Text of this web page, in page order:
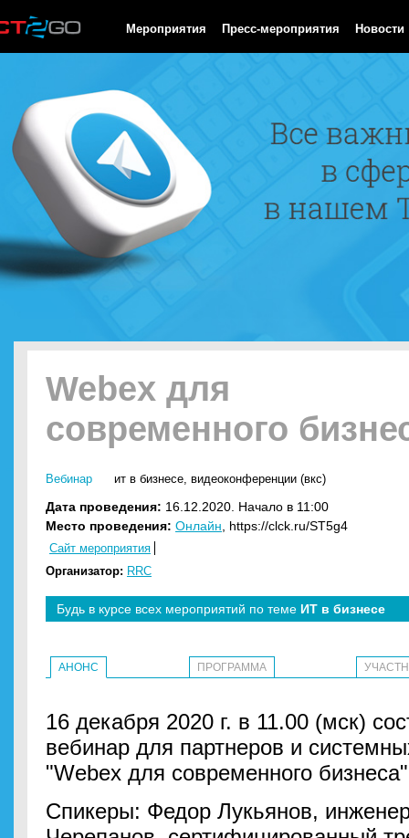
Мероприятия Пресс-мероприятия Новости
Webex для
современного
Вебинар ит в бизнесе, видеоконференции (вкс)
Дата проведения: 16.12.2020. Начало в 11:00
Место проведения: Онлайн , https://clck.ru/ST5g4
Сайт мероприятия
Организатор: RRC
Будь в курсе всех мероприятий по теме ИТ в бизнесе
АНОНС ПРОГРАММА
16 декабря 2020 г. в 11.00 (мск)
вебинар для партнеров и
"Webex для современного
Спикеры: Федор Лукьянов,